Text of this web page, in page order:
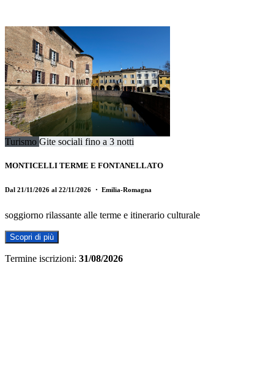
Turismo Gite sociali fino a 3 notti
MONTICELLI TERME E FONTANELLATO
Dal 21/11/2026 al 22/11/2026 ・ Emilia-Romagna
soggiorno rilassante alle terme e itinerario culturale
Scopri di più
Termine iscrizioni: 31/08/2026